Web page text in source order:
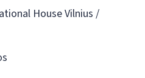
House Vilnius /